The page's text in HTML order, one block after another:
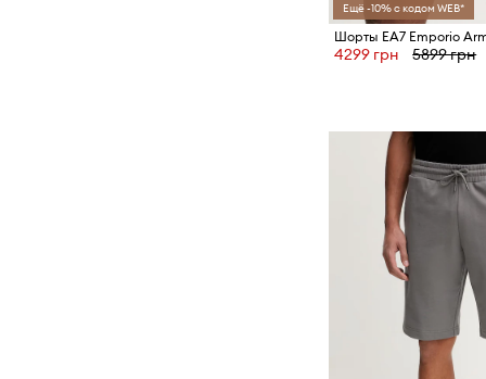
Ещё -10% с кодом WEB*
Шорты EA7 Emporio
4299 грн 5899 грн